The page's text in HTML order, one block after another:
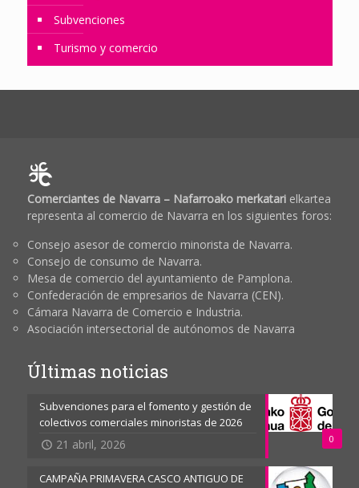
Subvenciones
Turismo y comercio
Comerciantes de Navarra – Nafarroako merkatarielkartea
representa al comercio de Navarra en los siguientes foros:
Consejo asesor de comercio minorista de Navarra.
Consejo de consumo de Navarra.
Mesa de comercio del ayuntamiento de Pamplona.
Confederación de empresarios de Navarra (CEN).
Cámara Navarra de Comercio e Industria.
Asociación intersectorial de autónomos de Navarra
Últimas noticias
0
Subvenciones para el fomento y gestión de
colectivos comerciales minoristas de 2026
21 abril, 2026
CAMPAÑA PRIMAVERA CASCO ANTIGUO DE